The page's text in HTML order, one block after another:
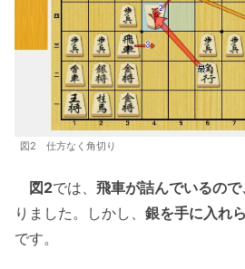
図2 仕方なく角切り
図2では、 飛車が詰んでいるの
りました。しかし、 銀を手に入れ
です。